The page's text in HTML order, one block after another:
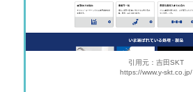
引用元：吉田SKT
https://www.y-skt.co.jp/